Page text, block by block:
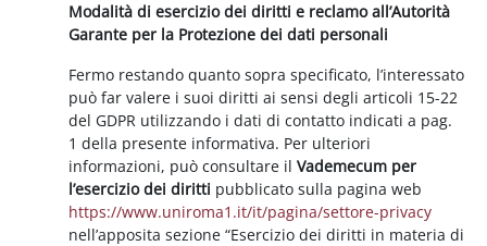
Modalità di esercizio dei diritti e reclamo all’Autorità
Garante per la Protezione dei dati personali
Fermo restando quanto sopra specificato, l’interessato
può far valere i suoi diritti ai sensi degli articoli 15-22
del GDPR utilizzando i dati di contatto indicati a pag.
1 della presente informativa. Per ulteriori
informazioni, può consultare ilVademecum per
l’esercizio dei diritti pubblicato sulla pagina web
https://www.uniroma1.it/it/pagina/settore-privacy
nell’apposita sezione “Esercizio dei diritti in materia di